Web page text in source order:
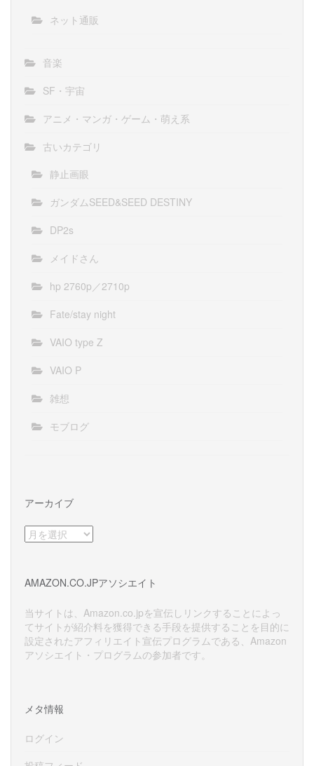
ネット通販
音楽
SF・宇宙
アニメ・マンガ・ゲーム・萌え系
古いカテゴリ
静止画眼
ガンダムSEED&SEED DESTINY
DP2s
メイドさん
hp 2760p／2710p
Fate/stay night
VAIO type Z
VAIO P
雑想
モブログ
アーカイブ
ア
ー
ブ
AMAZON.CO.JPアソシエイト
当サイトは、Amazon.co.jpを宣伝しリンクすることによっ
てサイトが紹介料を獲得できる手段を提供することを目的に
設定されたアフィリエイト宣伝プログラムである、Amazon
アソシエイト・プログラムの参加者です。
メタ情報
ログイン